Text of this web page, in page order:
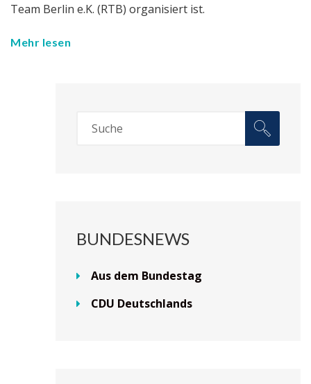
Team Berlin e.K. (RTB) organisiert ist.
Mehr lesen
BUNDESNEWS
Aus dem Bundestag
CDU Deutschlands